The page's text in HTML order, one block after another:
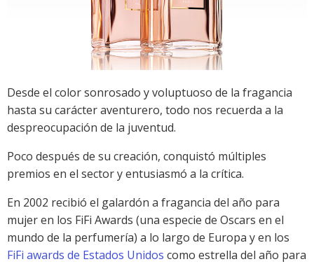
Desde el color sonrosado y voluptuoso de la fragancia
hasta su carácter aventurero, todo nos recuerda a la
despreocupación de la juventud.
Poco después de su creación, conquistó múltiples
premios en el sector y entusiasmó a la crítica.
En 2002 recibió el galardón a fragancia del año para
mujer en los FiFi Awards (una especie de Oscars en el
mundo de la perfumería) a lo largo de Europa y en los
FiFi awards de Estados Unidos como estrella del año para